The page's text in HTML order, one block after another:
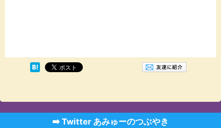
➡️ Twitter あみゅーのつぶやき